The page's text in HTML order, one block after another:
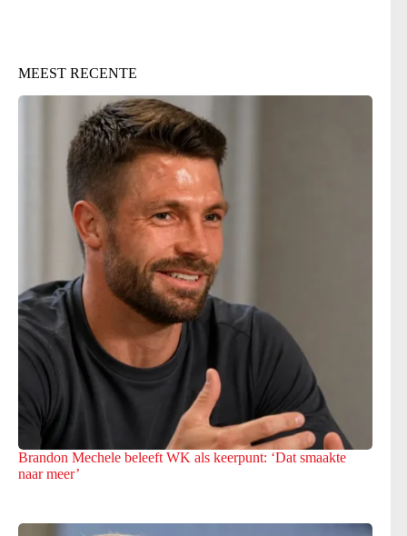
MEEST RECENTE
Brandon Mechele beleeft WK als keerpunt: ‘Dat smaakte
naar meer’